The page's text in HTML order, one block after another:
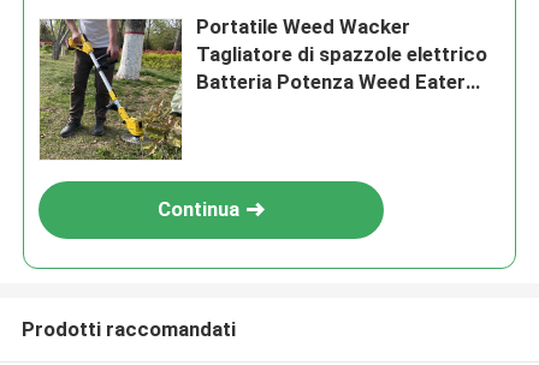
Invia
Portatile Weed Wacker
Tagliatore di spazzole elettrico
Batteria Potenza Weed Eater
Continua
Prodotti raccomandati